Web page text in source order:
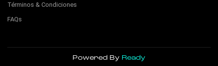
Términos & Condiciones
FAQs
Powered By Ready